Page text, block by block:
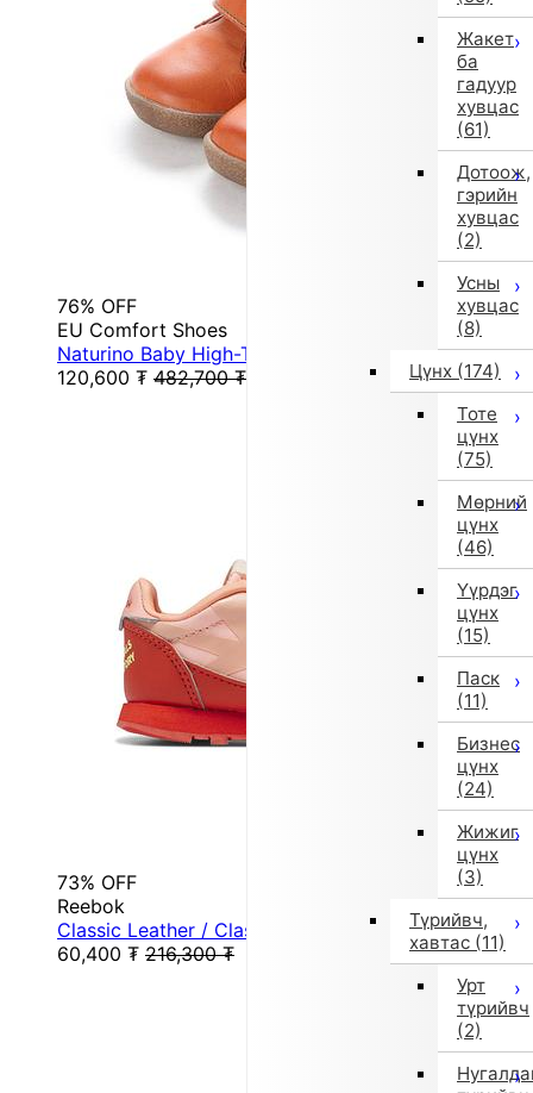
Жакет
ба
гадуур
хувцас
(61)
Дотоож,
гэрийн
хувцас
(2)
Усны
хувцас
(8)
Цүнх (174)
Тоте
цүнх
(75)
Мөрний
цүнх
(46)
Үүрдэг
цүнх
(15)
Паск
(11)
Бизнес
цүнх
(24)
Жижиг
цүнх
(3)
Түрийвч,
хавтас (11)
Урт
түрийвч
(2)
76% OFF
EU Comfort Shoes
Naturino Baby High-Top Sneakers (Brown)
120,600 ₮ 482,700 ₮
73% OFF
Reebok
Classic Leather / Classic Leather Shoes (Lacey ...
60,400 ₮ 216,300 ₮